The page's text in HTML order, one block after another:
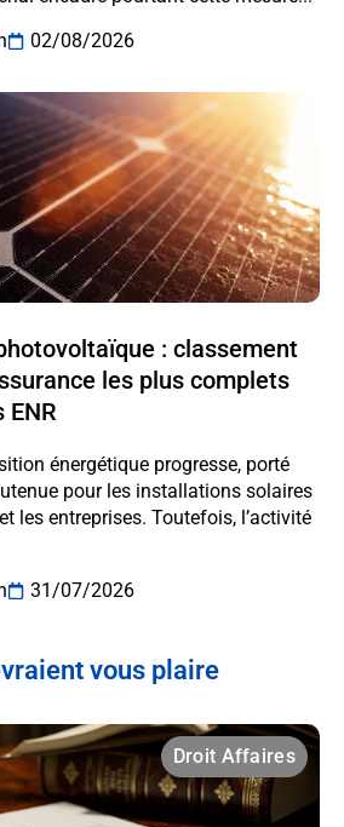
02/08/2026
: classement
les plus complets
ENR
énergétique progresse, porté
pour les installations solaires
les entreprises. Toutefois, l’activité
31/07/2026
vous plaire
Droit Affaires